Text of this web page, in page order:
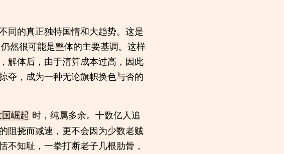
同的真正独特国情和大趋势。这是
然很可能是整体的主要基调。这样
解体后，由于清算成本过高，因此
夺，成为一种无论旗帜换色与否的
国崛起 时，纯属多余。十数亿人追
阻挠而减速，更不会因为少数老贼
不知耻，一拳打断老子几根肋骨，